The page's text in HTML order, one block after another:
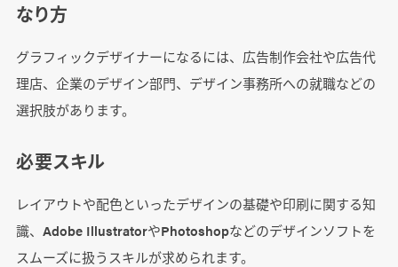
なり方
グラフィックデザイナーになるには、広告制作会社や広告代
理店、企業のデザイン部門、デザイン事務所への就職などの
選択肢があります。
必要スキル
レイアウトや配色といったデザインの基礎や印刷に関する知
識、Adobe IllustratorやPhotoshopなどのデザインソフトを
スムーズに扱うスキルが求められます。